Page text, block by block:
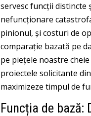
servesc funcții distincte
nefuncționare
pinionul, și costuri de
comparație bazată pe
pe piețele noastre
proiectele solicitante
maximizeze timpul de
Funcția de